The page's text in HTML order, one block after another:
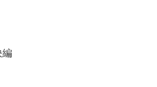
編